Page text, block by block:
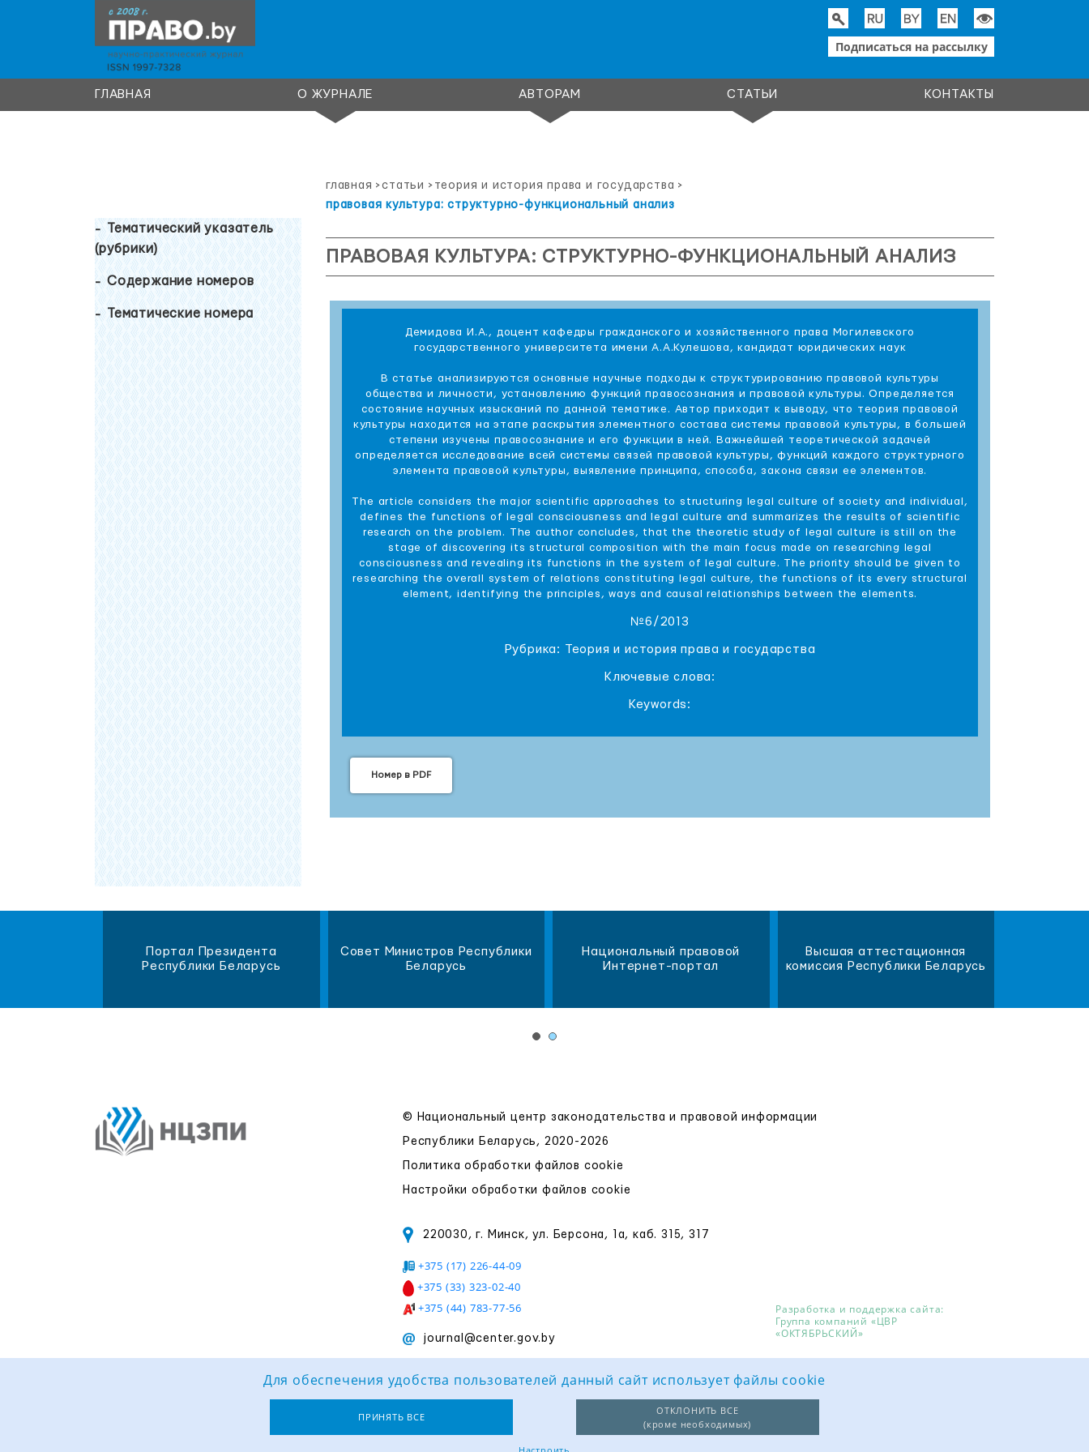
Подписаться на рассылку
ГЛАВНАЯ О ЖУРНАЛЕ АВТОРАМ СТАТЬИ КОНТАКТЫ
Тематический указатель
(рубрики)
Содержание номеров
Тематические номера
главная >статьи > теория и история права и государства >
правовая культура: структурно-функциональный анализ
ПРАВОВАЯ КУЛЬТУРА: СТРУКТУРНО-ФУНКЦИОНАЛЬНЫЙ АНАЛИЗ
Демидова И.А., доцент кафедры гражданского и хозяйственного права Могилевского
государственного университета имени А.А.Кулешова, кандидат юридических наук
В статье анализируются основные научные подходы к структурированию правовой культуры
общества и личности, установлению функций правосознания и правовой культуры. Определяется
состояние научных изысканий по данной тематике. Автор приходит к выводу, что теория правовой
культуры находится на этапе раскрытия элементного состава системы правовой культуры, в большей
степени изучены правосознание и его функции в ней. Важнейшей теоретической задачей
определяется исследование всей системы связей правовой культуры, функций каждого структурного
элемента правовой культуры, выявление принципа, способа, закона связи ее элементов.
The article considers the major scientific approaches to structuring legal culture of society and individual,
defines the functions of legal consciousness and legal culture and summarizes the results of scientific
research on the problem. The author concludes, that the theoretic study of legal culture is still on the
stage of discovering its structural composition with the main focus made on researching legal
consciousness and revealing its functions in the system of legal culture. The priority should be given to
researching the overall system of relations constituting legal culture, the functions of its every structural
element, identifying the principles, ways and causal relationships between the elements.
№6/2013
Рубрика: Теория и история права и государства
Ключевые слова:
Keywords:
Номер в PDF
Портал Президента
Республики Беларусь
Совет Министров Республики
Беларусь
Национальный правовой
Интернет-портал
Высшая аттестационная
комиссия Республики Беларусь
© Национальный центр законодательства и правовой информации
Республики Беларусь, 2020-2026
Политика обработки файлов cookie
Настройки обработки файлов cookie
220030, г. Минск, ул. Берсона, 1а, каб. 315, 317
+375 (17) 226-44-09
+375 (33) 323-02-40
+375 (44) 783-77-56
journal@center.gov.by
Разработка и поддержка сайта:
Группа компаний «ЦВР
«ОКТЯБРЬСКИЙ»
Для обеспечения удобства пользователей данный сайт использует файлы cookie
ПРИНЯТЬ ВСЕ
ОТКЛОНИТЬ ВСЕ
(кроме необходимых)